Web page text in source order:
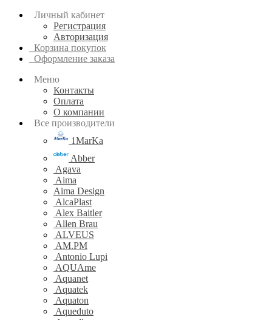
Личный кабинет
Регистрация
Авторизация
Корзина покупок
Оформление заказа
Меню
Контакты
Оплата
О компании
Все производители
1MarKa
Abber
Agava
Aima
Aima Design
AlcaPlast
Alex Baitler
Allen Brau
ALVEUS
AM.PM
Antonio Lupi
AQUAme
Aquanet
Aquatek
Aquaton
Aqueduto